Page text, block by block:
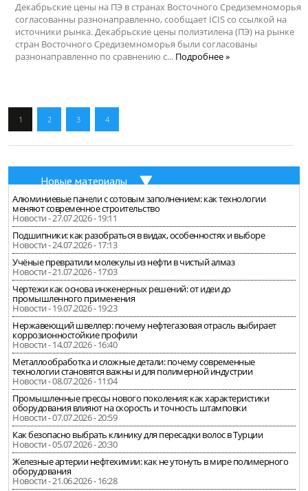
Декабрьские цены на ПЭ в странах Восточного Средиземноморья
согласованны разнонаправленно, сообщает ICIS со ссылкой на
источники рынка. Декабрьские цены полиэтилена (ПЭ) на рынке
стран Восточного Средиземноморья были согласованы
разнонаправленно по сравнению с... Подробнее »
1 2 3 4
Новые материалы
Алюминиевые панели с сотовым заполнением: как технологии
меняют современное строительство
Новости - 27.07.2026 - 19:11
Подшипники: как разобраться в видах, особенностях и выборе
Новости - 24.07.2026 - 17:13
Учёные превратили молекулы из нефти в чистый алмаз
Новости - 21.07.2026 - 17:03
Чертежи как основа инженерных решений: от идеи до
промышленного применения
Новости - 19.07.2026 - 19:23
Нержавеющий швеллер: почему нефтегазовая отрасль выбирает
коррозионностойкие профили
Новости - 14.07.2026 - 16:40
Металлообработка и сложные детали: почему современные
технологии становятся важны и для полимерной индустрии
Новости - 08.07.2026 - 11:04
Промышленные прессы нового поколения: как характеристики
оборудования влияют на скорость и точность штамповки
Новости - 07.07.2026 - 20:59
Как безопасно выбрать клинику для пересадки волос в Турции
Новости - 05.07.2026 - 20:30
Железные артерии нефтехимии: как не утонуть в мире полимерного
оборудования
Новости - 21.06.2026 - 16:28